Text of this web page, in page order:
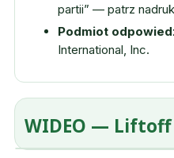
partii” — patrz
Podmiot
International, Inc.
WIDEO —